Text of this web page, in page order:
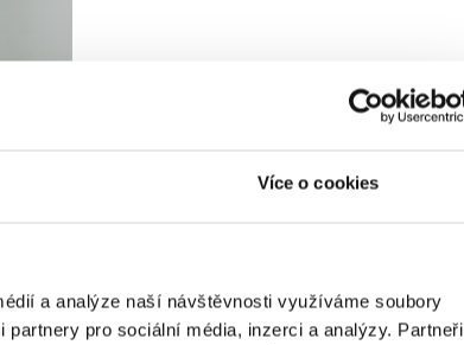
Více o cookies
a analýze naší návštěvnosti využíváme soubory
pro sociální média, inzerci a analýzy. Partneři